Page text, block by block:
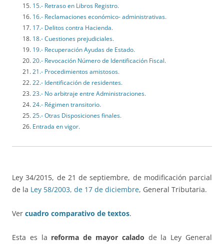
15.- Retraso en Libros Registro.
16.- Reclamaciones económico- administrativas.
17.- Delitos contra Hacienda.
18.- Cuestiones prejudiciales.
19.- Recuperación Ayudas de Estado.
20.- Revocación Número de Identificación Fiscal.
21.- Procedimientos amistosos.
22.- Identificación de residentes.
23.- No arbitraje entre Administraciones.
24.- Régimen transitorio.
25.- Otras Disposiciones finales.
Entrada en vigor.
Ley 34/2015, de 21 de septiembre, de modificación parcial
de la Ley 58/2003, de 17 de diciembre, General Tributaria.
Ver cuadro comparativo de textos.
Esta es la reforma de mayor calado de la Ley General